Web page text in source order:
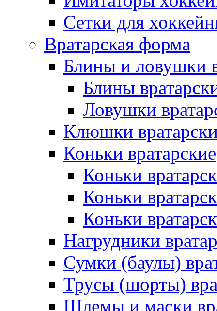
Сетки для
Вратарская форма
Блины и ловушки
Блины
Ловушки
Клюшки
Коньки вратарские
Коньки
Коньки
Коньки
Нагрудники
Сумки (баулы)
Трусы (шорты)
Шлемы и маски